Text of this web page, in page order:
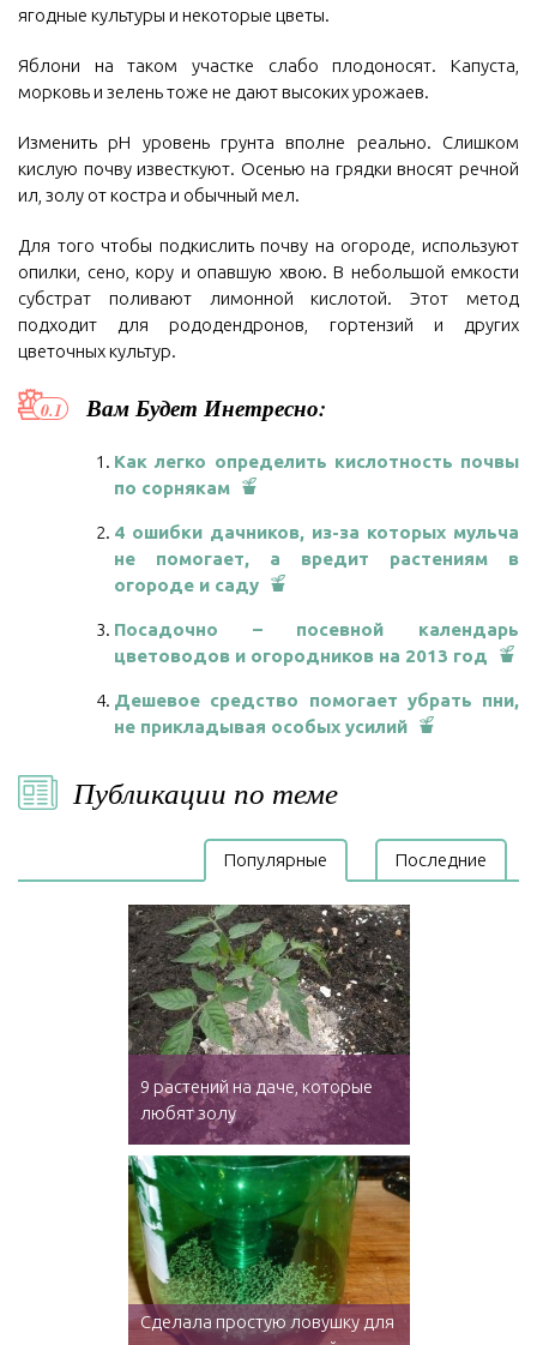
ягодные культуры и некоторые цветы.
Яблони на таком участке слабо плодоносят. Капуста,
морковь и зелень тоже не дают высоких урожаев.
Изменить pH уровень грунта вполне реально. Слишком
кислую почву известкуют. Осенью на грядки вносят речной
ил, золу от костра и обычный мел.
Для того чтобы подкислить почву на огороде, используют
опилки, сено, кору и опавшую хвою. В небольшой емкости
субстрат поливают лимонной кислотой. Этот метод
подходит для рододендронов, гортензий и других
цветочных культур.
Вам Будет Инетресно:
Как легко определить кислотность почвы
по сорнякам
4 ошибки дачников, из-за которых мульча
не помогает, а вредит растениям в
огороде и саду
Посадочно – посевной календарь
цветоводов и огородников на 2013 год
Дешевое средство помогает убрать пни,
не прикладывая особых усилий
Публикации по теме
Популярные Последние
9 растений на даче, которые
любят золу
Сделала простую ловушку для